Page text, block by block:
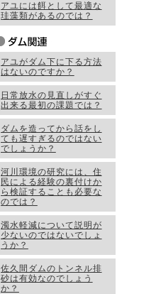
アユには餌として最適な
珪藻類があるのでは？
アユがダム下に下る方法
はないのですか？
日常放水の見直しがすぐ
出来る最初の課題では？
ダムを造ってから話をし
ても遅すぎるのではない
でしょうか？
河川環境の研究には、住
民による経験の裏付けか
ら検証することも必要な
のでは？
濁水軽減について説明が
少ないのではないでしょ
うか？
佐久間ダムのトンネル排
砂は有効なのでしょう
か？